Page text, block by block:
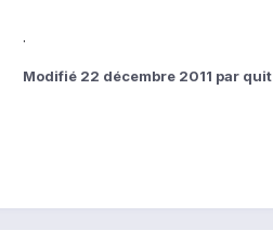
.
Modifié 22 décembre 2011 par